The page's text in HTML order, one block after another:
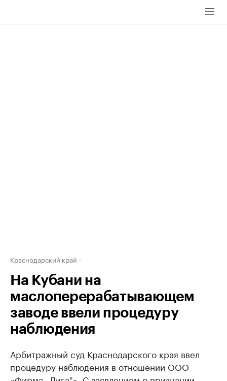
Краснодарский край
На Кубани на
маслоперерабатывающем
заводе ввели процедуру
наблюдения
Арбитражный суд Краснодарского края ввел
процедуру наблюдения в отношении ООО